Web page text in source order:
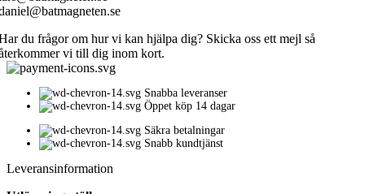
du frågor om hur vi kan hjälpa dig? Skicka oss ett mejl så
vi till dig inom kort.
Snabba leveranser
Öppet köp 14 dagar
Säkra betalningar
Snabb kundtjänst
Leveransinformation